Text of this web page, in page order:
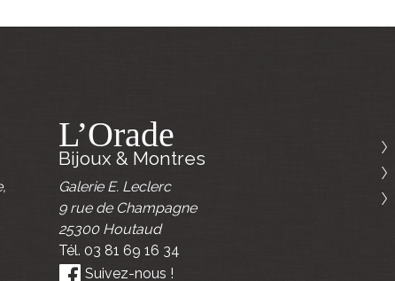
,
L’Orade
Bijoux & Montres
Galerie E. Leclerc
9 rue de Champagne
25300 Houtaud
Tél. 03 81 69 16 34
Suivez-nous !